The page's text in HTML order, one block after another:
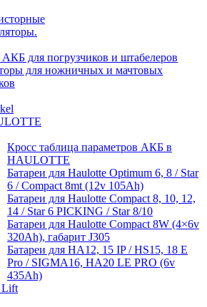
для погрузчиков и штабелеров
для ножничных и мачтовых
Кросc таблица параметров АКБ в
HAULOTTE
Батареи для Haulotte Optimum 6, 8 / Star
6 / Compact 8mt (12v 105Ah)
Батареи для Haulotte Compact 8, 10, 12,
14 / Star 6 PICKING / Star 8/10
Батареи для Haulotte Compact 8W (4×6v
320Ah), габарит J305
Батареи для HA12, 15 IP / HS15, 18 E
Pro / SIGMA16, HA20 LE PRO (6v
435Ah)
Lift